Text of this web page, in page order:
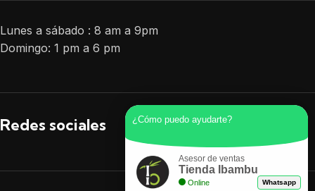
Lunes a sábado : 8 am a 9pm
Domingo: 1 pm a 6 pm
Redes sociales ¿Cómo puedo ayudarte?
Asesor de ventas
Tienda Ibambu
Online Whatsapp